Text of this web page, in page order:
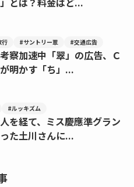
行 #サントリー翠 #交通広告
察加速中「翠」の広告、Ｃ
明かす「ち」...
#ルッキズム
を経て、ミス慶應準グラン
た土川さんに...